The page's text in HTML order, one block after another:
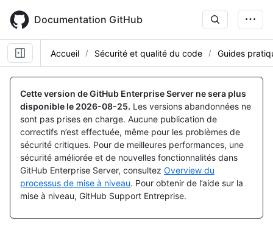
main
content
Documentation GitHub
Accueil Sécurité et qualité du code Guides
Cette version de GitHub Enterprise Server ne sera plus
disponible le 2026-08-25. Les versions abandonnées ne
sont pas prises en charge. Aucune publication de
correctifs n’est effectuée, même pour les problèmes de
sécurité critiques. Pour de meilleures performances, une
sécurité améliorée et de nouvelles fonctionnalités dans
GitHub Enterprise Server, consultez Overview du
processus de mise à niveau. Pour obtenir de l’aide sur la
mise à niveau, GitHub Support Entreprise.